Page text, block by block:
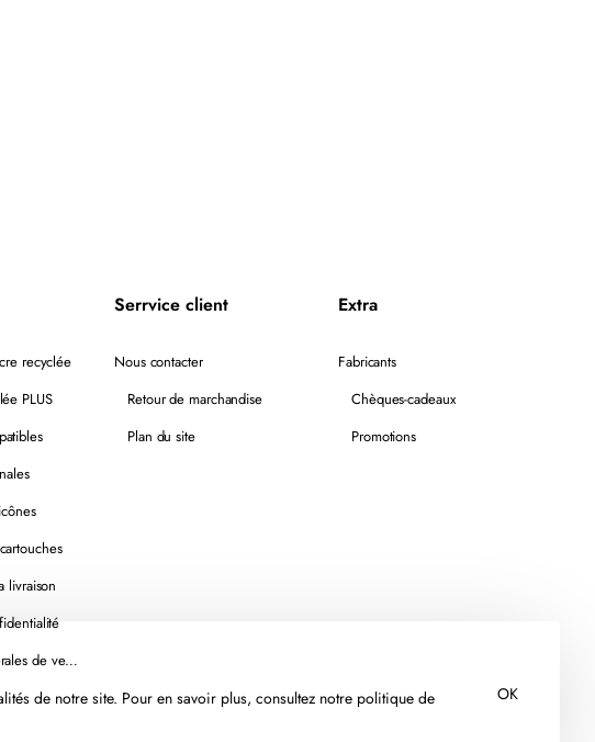
de notre site. Pour en savoir plus, consultez notre politique de
OK
recyclée
PLUS
livraison
Conditions générales de vente
Serrvice client
Nous contacter
Retour de marchandise
Plan du site
Extra
Fabricants
Chèques-cadeaux
Promotions